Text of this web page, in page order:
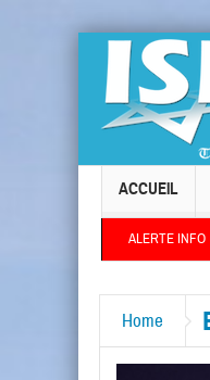
ACCUEIL
ALERTE INFO
: les réponses du président de
Home